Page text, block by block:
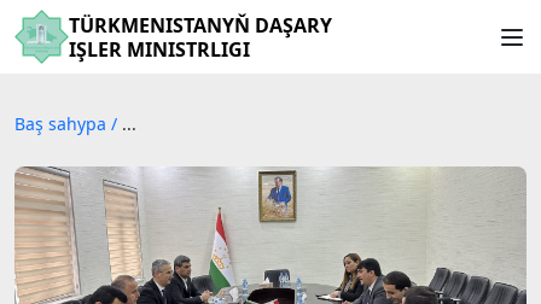
TÜRKMENISTANYŇ DAŞARY
IŞLER MINISTRLIGI
Baş sahypa / ...